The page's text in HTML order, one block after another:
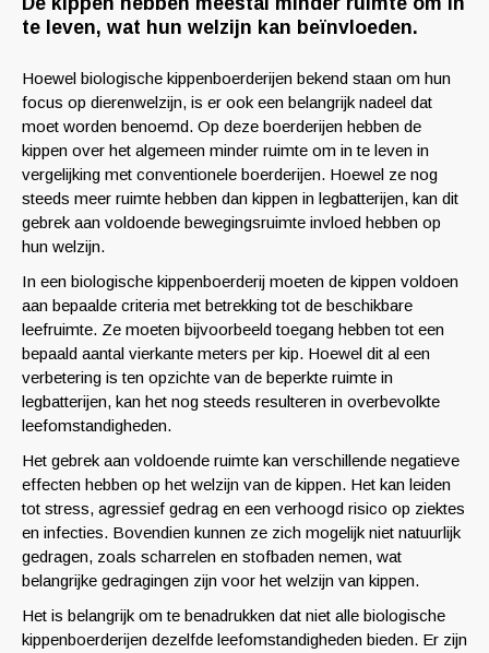
te leven, wat hun welzijn kan beïnvloeden.
Hoewel biologische kippenboerderijen bekend staan om hun
focus op dierenwelzijn, is er ook een belangrijk nadeel dat
moet worden benoemd. Op deze boerderijen hebben de
kippen over het algemeen minder ruimte om in te leven in
vergelijking met conventionele boerderijen. Hoewel ze nog
steeds meer ruimte hebben dan kippen in legbatterijen, kan dit
gebrek aan voldoende bewegingsruimte invloed hebben op
hun welzijn.
In een biologische kippenboerderij moeten de kippen voldoen
aan bepaalde criteria met betrekking tot de beschikbare
leefruimte. Ze moeten bijvoorbeeld toegang hebben tot een
bepaald aantal vierkante meters per kip. Hoewel dit al een
verbetering is ten opzichte van de beperkte ruimte in
legbatterijen, kan het nog steeds resulteren in overbevolkte
leefomstandigheden.
Het gebrek aan voldoende ruimte kan verschillende negatieve
effecten hebben op het welzijn van de kippen. Het kan leiden
tot stress, agressief gedrag en een verhoogd risico op ziektes
en infecties. Bovendien kunnen ze zich mogelijk niet natuurlijk
gedragen, zoals scharrelen en stofbaden nemen, wat
belangrijke gedragingen zijn voor het welzijn van kippen.
Het is belangrijk om te benadrukken dat niet alle biologische
kippenboerderijen dezelfde leefomstandigheden bieden. Er zijn